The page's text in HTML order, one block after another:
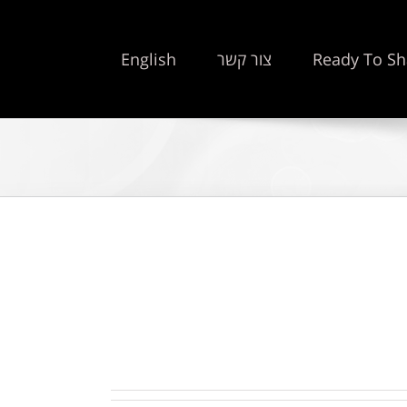
Ready To צור קשר English